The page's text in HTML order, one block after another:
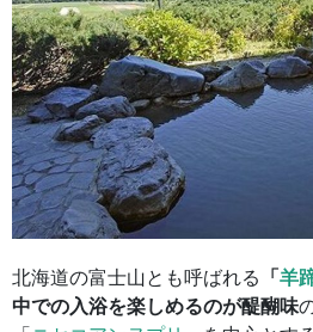
北海道の富士山とも呼ばれる 「羊
中での入浴を楽しめるのが醍醐味